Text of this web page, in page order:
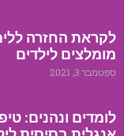
לקראת החזרה
מומלצים לילדים
ספטמבר 3, 2021
לומדים ונהנים: